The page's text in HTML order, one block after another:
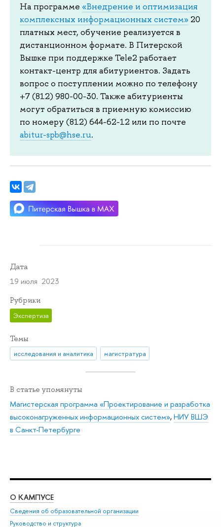
На программе «Внедрение и оптимизация
комплексных информационных систем» 20
платных мест, обучение реализуется в
дистанционном формате. В Питерской
Вышке при поддержке Tele2 работает
контакт-центр для абитуриентов. Задать
вопрос о поступлении можно по телефону
+7 (812) 980-00-30. Также абитуриенты
могут обратиться в приемную комиссию
по номеру (812) 644-62-12 или по почте
abitur-spb@hse.ru.
Дата
19 июля 2023
Рубрики
Экспертиза
Темы
исследования и аналитика магистратура
В статье упомянуты
Магистерская программа «Проектирование и разработка
высоконагруженных информационных систем»,НИУ ВШЭ
в Санкт-Петербурге
О КАМПУСЕ
Сведения об образовательной организации
Руководство и структура